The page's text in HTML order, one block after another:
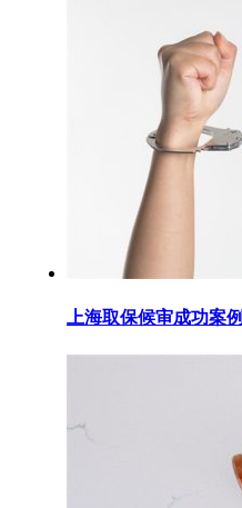
上海取保候审成功案例